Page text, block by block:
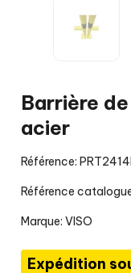
Barrière
acier
Référence:
Référence
Marque: VISO
Expédition